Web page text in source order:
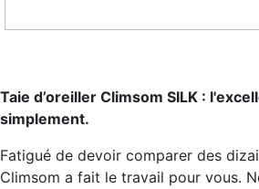
Taie d’oreiller Climsom SILK :
simplement.
Fatigué de devoir comparer des
Climsom a fait le travail pour vous.